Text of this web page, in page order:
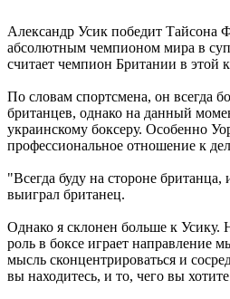
Александр Усик победит
абсолютным чемпионом мира в
считает чемпион Британии в этой
По словам спортсмена, он всегда
британцев, однако на данный
украинскому боксеру. Особенно
профессиональное отношение к
"Всегда буду на стороне британца,
выиграл британец.
Однако я склонен больше к Усику.
роль в боксе играет направление
мысль сконцентрироваться и
вы находитесь, и то, чего вы